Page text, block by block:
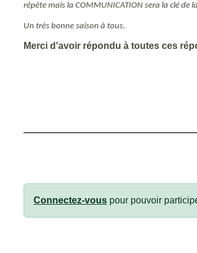
répète mais la COMMUNICATION sera la clé de
Un très bonne saison à tous.
Merci d'avoir répondu à toutes ces
Connectez-vous pour pouvoir